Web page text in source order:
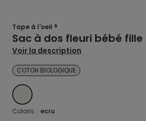
Tape à l'oeil ®
Sac à dos fleuri bébé fille
Voir la description
COTON BIOLOGIQUE
ECRU
Coloris : ecru